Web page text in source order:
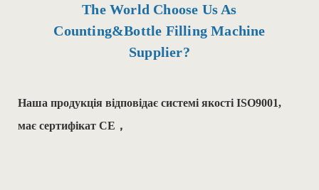
The World Choose Us As
Counting&Bottle Filling Machine
Supplier?
Наша продукція відповідає системі якості ISO9001,
має сертифікат CE，